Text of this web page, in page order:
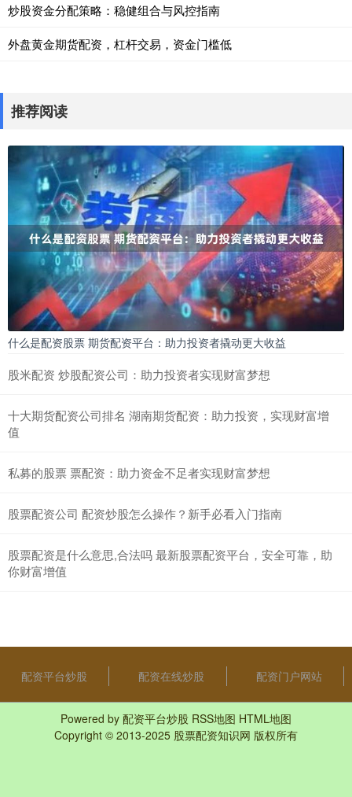
炒股资金分配策略：稳健组合与风控指南
外盘黄金期货配资，杠杆交易，资金门槛低
推荐阅读
什么是配资股票 期货配资平台：助力投资者撬动更大收益
股米配资 炒股配资公司：助力投资者实现财富梦想
十大期货配资公司排名 湖南期货配资：助力投资，实现财富增
值
私募的股票 票配资：助力资金不足者实现财富梦想
股票配资公司 配资炒股怎么操作？新手必看入门指南
股票配资是什么意思,合法吗 最新股票配资平台，安全可靠，助
你财富增值
配资平台炒股 配资在线炒股 配资门户网站
Powered by 配资平台炒股 RSS地图 HTML地图
Copyright © 2013-2025 股票配资知识网 版权所有